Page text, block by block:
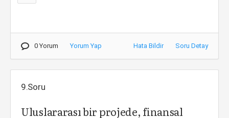
0 Yorum Yorum Yap Hata Bildir Soru Detay
9.Soru
Uluslararası bir projede, finansal